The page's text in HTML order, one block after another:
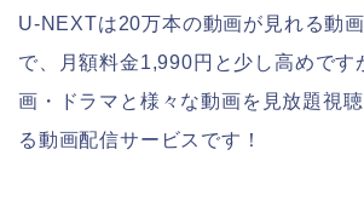
U-NEXTは20万本の動画が見れる動
で、月額料金1,990円と少し高めです
画・ドラマと様々な動画を見放題視
る動画配信サービスです！